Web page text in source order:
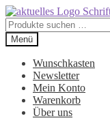
Suchen
nach:
Zur
Navigation
springen
Zum
Inhalt
springen
Menü
Wunschkasten
Newsletter
Mein Konto
Warenkorb
Über uns